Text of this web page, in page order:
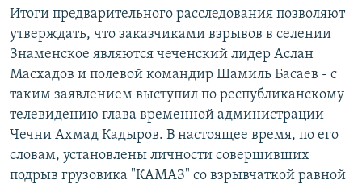
Итоги предварительного расследования позволяют
утверждать, что заказчиками взрывов в селении
Знаменское являются чеченский лидер Аслан
Масхадов и полевой командир Шамиль Басаев - с
таким заявлением выступил по республиканскому
телевидению глава временной администрации
Чечни Ахмад Кадыров. В настоящее время, по его
словам, установлены личности совершивших
подрыв грузовика "КАМАЗ" со взрывчаткой равной